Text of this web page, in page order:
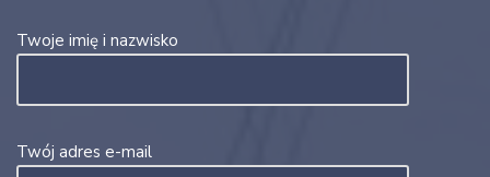
Twoje imię i nazwisko
Twój adres e-mail